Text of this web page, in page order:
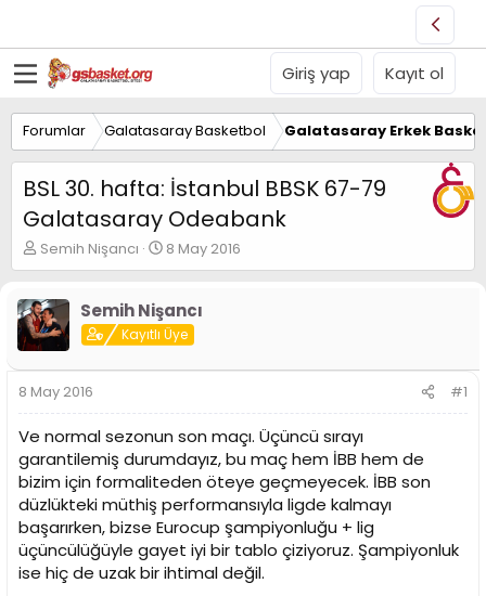
Giriş yap Kayıt ol
Forumlar Galatasaray Basketbol Galatasaray Erkek
BSL 30. hafta: İstanbul BBSK 67-79
Galatasaray Odeabank
K
o
u
y
u
B
a
ş
a
t
a
n
Semih Nişancı
B
a
l
a
n
g
a
r
i
h
i
8 May 2016
Semih Nişancı
Kayıtlı Üye
8 May 2016 #1
Ve normal sezonun son maçı. Üçüncü sırayı
garantilemiş durumdayız, bu maç hem İBB hem de
bizim için formaliteden öteye geçmeyecek. İBB son
düzlükteki müthiş performansıyla ligde kalmayı
başarırken, bizse Eurocup şampiyonluğu + lig
üçüncülüğüyle gayet iyi bir tablo çiziyoruz. Şampiyonluk
ise hiç de uzak bir ihtimal değil.